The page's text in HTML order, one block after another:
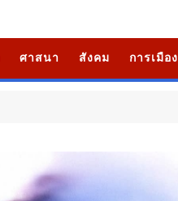
ศาสนา สังคม การเมือง